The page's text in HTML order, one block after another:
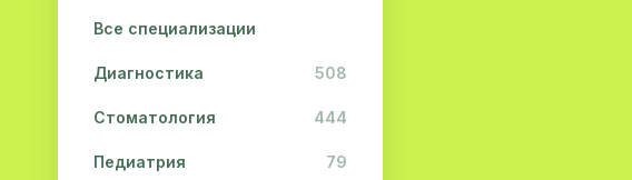
Сурхандарьинская область
Сырдарьинская область 2
Хорезмская область 2
Все специализации
Диагностика 508
Стоматология 444
Педиатрия 79